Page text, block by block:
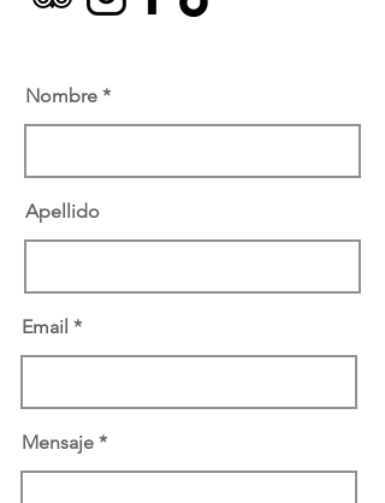
Nombre
Apellido
Email
Mensaje